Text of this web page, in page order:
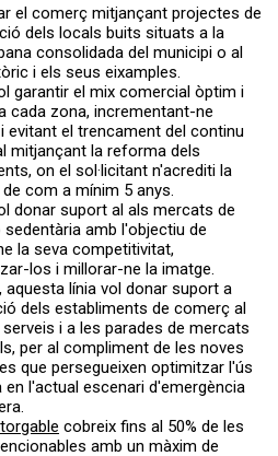
el comerç mitjançant projectes de
dels locals buits situats a la
consolidada del municipi o al
i els seus eixamples.
garantir el mix comercial òptim i
cada zona, incrementant-ne
evitant el trencament del continu
mitjançant la reforma dels
on el sol·licitant n'acrediti la
com a mínim 5 anys.
donar suport al als mercats de
sedentària amb l'objectiu de
la seva competitivitat,
los i millorar-ne la imatge.
aquesta línia vol donar suport a
dels establiments de comerç al
serveis i a les parades de mercats
per al compliment de les noves
que persegueixen optimitzar l'ús
en l'actual escenari d'emergència
cobreix fins al 50% de les
amb un màxim de